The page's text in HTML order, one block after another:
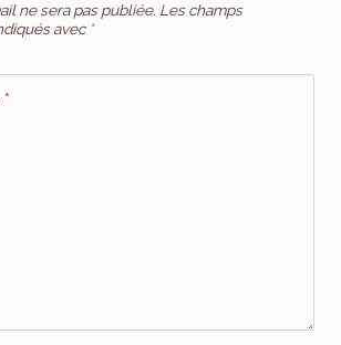
ne sera pas publiée. Les champs
avec *
*